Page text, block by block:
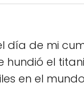
día de mi
hundió el
en el